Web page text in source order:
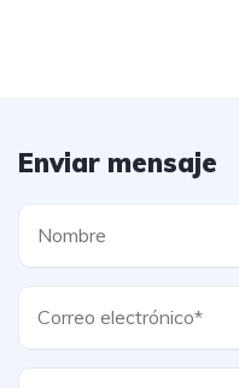
Enviar mensaje